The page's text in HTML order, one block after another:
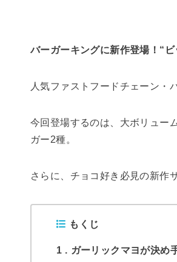
バーガーキングに新作登場！“
人気ファストフードチェーン・
今回登場するのは、大ボリュー
ガー2種。
さらに、チョコ好き必見の新作
もくじ
1 ガーリックマヨが決め